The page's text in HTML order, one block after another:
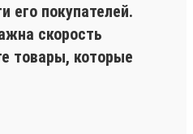
его покупателей.
скорость
товары, которые